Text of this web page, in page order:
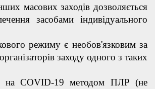
масових заходів дозволяється
засобами індивідуального
режиму є необов'язковим за
заходу одного з таких
на COVID-19 методом ПЛР (не